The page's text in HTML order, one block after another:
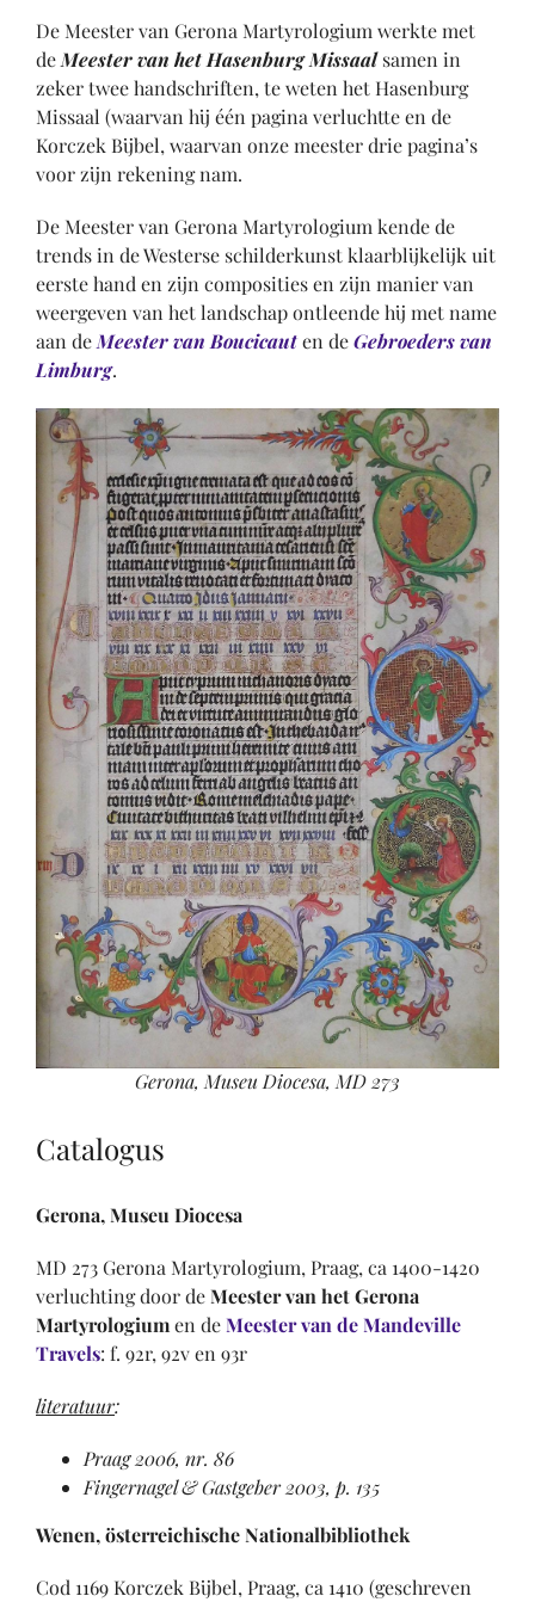
De Meester van Gerona Martyrologium werkte met
deMeester van het Hasenburg Missaalsamen in
zeker twee handschriften, te weten het Hasenburg
Missaal (waarvan hij één pagina verluchtte en de
Korczek Bijbel, waarvan onze meester drie pagina’s
voor zijn rekening nam.
De Meester van Gerona Martyrologium kende de
trends in de Westerse schilderkunst klaarblijkelijk uit
eerste hand en zijn composities en zijn manier van
weergeven van het landschap ontleende hij met name
aan deMeester van Boucicauten deGebroeders van
Limburg.
Gerona, Museu Diocesa, MD 273
Catalogus
Gerona, Museu Diocesa
MD 273 Gerona Martyrologium, Praag, ca 1400-1420
verluchting door deMeester van het Gerona
Martyrologiumen deMeester van de Mandeville
Travels: f. 92r, 92v en 93r
literatuur:
Praag 2006, nr. 86
Fingernagel & Gastgeber 2003, p. 135
Wenen, österreichische Nationalbibliothek
Cod 1169 Korczek Bijbel, Praag, ca 1410 (geschreven